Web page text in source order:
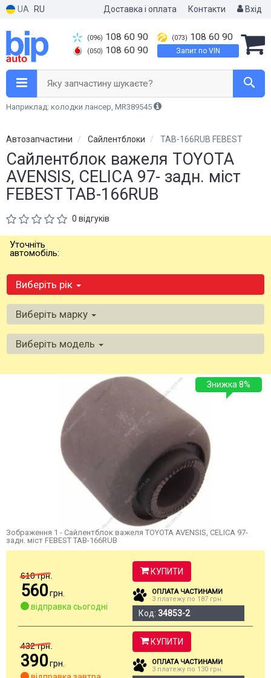
UA RU Доставка і оплата Контакти Вхід
(096) 108 60 90
(050) 108 60 90
(073) 108 60 90
Запит по VIN
Яку запчастину шукаєте?
Наприклад: колодки лансер, MR389545
Автозапчастини Сайлентблоки TAB-166RUB FEBEST
Сайлентблок важеля TOYOTA
AVENSIS, CELICA 97- задн. міст
FEBEST TAB-166RUB
0 відгуків
Уточніть
автомобіль:
Виберіть рік
Виберіть марку
Виберіть модель
Знижка 8%
Зображення 1 - Сайлентблок важеля TOYOTA AVENSIS, CELICA 97-
задн. міст FEBEST TAB-166RUB
610 грн.
560грн.
відправка сьогодні
КУПИТИ
ОПЛАТА ЧАСТИНАМИ
3 платежу по 187 грн.
Код: 34853-2
432 грн.
390грн.
КУПИТИ
ОПЛАТА ЧАСТИНАМИ
3 платежу по 130 грн.